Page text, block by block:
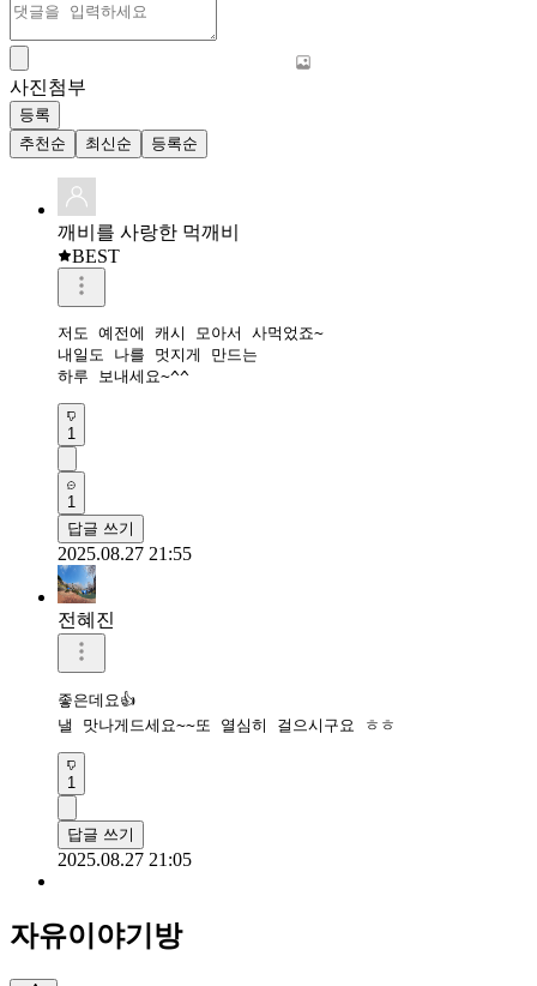
사진첨부
등록
추천순
최신순 등록순
깨비를 사랑한 먹깨비
BEST
저도 예전에 캐시 모아서 사먹었죠~
내일도 나를 멋지게 만드는
하루 보내세요~^^
1
1
답글 쓰기
2025.08.27 21:55
전혜진
좋은데요👍
낼 맛나게드세요~~또 열심히 걸으시구요 ㅎㅎ
1
답글 쓰기
2025.08.27 21:05
자유이야기방